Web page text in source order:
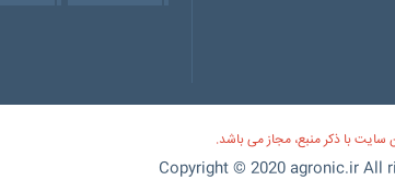
سایت با ذکر منبع، مجاز می باشد.
Copyright © 2020 agronic.ir All